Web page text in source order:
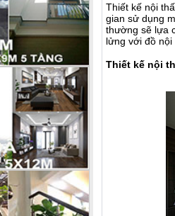
Thiết kế nội
gian sử dụng
thường sẽ lựa
lửng với đồ nội
Thiết kế nội